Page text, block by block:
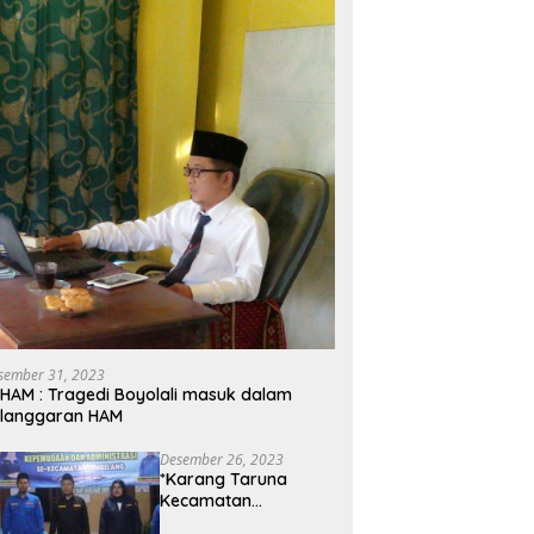
31, 2023
: Tragedi Boyolali masuk dalam
HAM
Desember 26, 2023
*Karang Taruna
Kecamatan